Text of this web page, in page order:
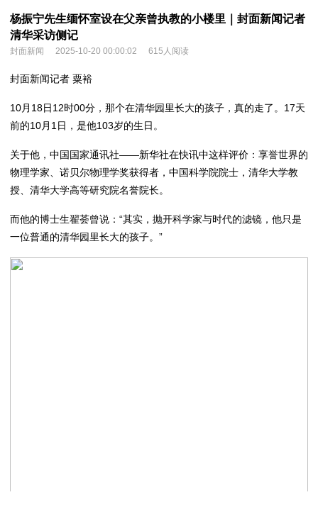
杨振宁先生缅怀室设在父亲曾执教的小楼里｜封面新闻记者
清华采访侧记
封面新闻 2025-10-20 00:00:02 615人阅读
封面新闻记者 粟裕
10月18日12时00分，那个在清华园里长大的孩子，真的走了。17天
前的10月1日，是他103岁的生日。
关于他，中国国家通讯社——新华社在快讯中这样评价：享誉世界的
物理学家、诺贝尔物理学奖获得者，中国科学院院士，清华大学教
授、清华大学高等研究院名誉院长。
而他的博士生翟荟曾说：“其实，抛开科学家与时代的滤镜，他只是
一位普通的清华园里长大的孩子。”